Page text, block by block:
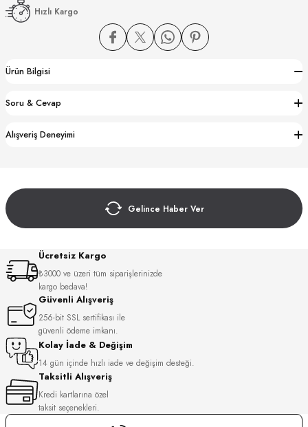
Hızlı Kargo
Ürün Bilgisi
Soru & Cevap
Alışveriş Deneyimi
Gelince Haber Ver
Ücretsiz Kargo
₺3000 ve üzeri tüm siparişlerinizde
kargo bedava!
Güvenli Alışveriş
256-bit SSL sertifikası ile
güvenli ödeme imkanı.
Kolay İade & Değişim
14 gün içinde hızlı iade ve değişim desteği.
Taksitli Alışveriş
Kredi kartlarına özel
taksit seçenekleri.